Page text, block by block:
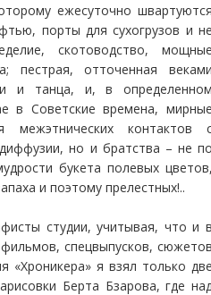
ежесуточно
порты для сухогрузов и
скотоводство,
пестрая, отточенная
и танца, и, в
в Советские времена,
межэтнических контактов
но и братства – не
букета полевых
и поэтому прелестных!..
студии, учитывая, что и
спецвыпусков,
«Хроникера» я взял только
Берта Бзарова, где